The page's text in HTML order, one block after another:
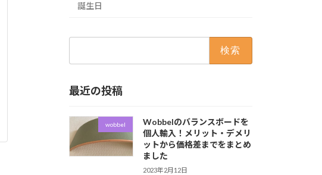
誕生日
最近の投稿
wobbel
Wobbelのバランスボードを
個人輸入！メリット・デメリ
ットから価格差までをまとめ
ました
2023年2月12日